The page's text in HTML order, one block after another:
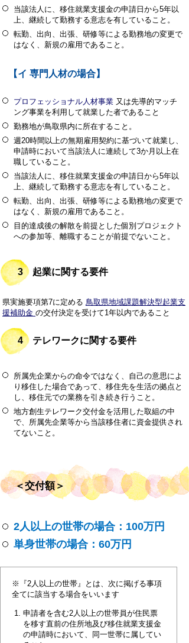
当該法人に、移住就業支援金の申請日から5年以
上、継続して勤務する意志を有していること。
転勤、出向、出張、研修等による勤務地の変更で
はなく、新規の雇用であること。
【イ 専門人材の場合】
プロフェッショナル人材事業 又は先導的マッチ
ング事業を利用して就業した者であること
勤務地が鳥取県内に所在すること。
週20時間以上の無期雇用契約に基づいて就業し、
申請時において当該法人に連続して3か月以上在
職していること。
当該法人に、移住就業支援金の申請日から5年以
上、継続して勤務する意志を有していること。
転勤、出向、出張、研修等による勤務地の変更で
はなく、新規の雇用であること。
目的達成後の解散を前提とした個別プロジェクト
への参加等、離職することが前提でないこと。
3 起業に関する要件
県実施要項第7に定める 鳥取県地域課題解決型起業支
援補助金 の交付決定を受けて1年以内であること
4 テレワークに関する要件
所属先企業からの命令ではなく、自己の意思によ
り移住した場合であって、移住先を生活の拠点と
し、移住元での業務を引き続き行うこと。
地方創生テレワーク交付金を活用した取組の中
で、所属先企業等から当該移住者に資金提供され
てないこと。
＜交付額＞
2人以上の世帯の場合：100万円
単身世帯の場合：60万円
※『2人以上の世帯』とは、次に掲げる事項
全てに該当する場合をいいます
申請者を含む2人以上の世帯員が住民票
を移す直前の住所地及び移住就業支援金
の申請時において、同一世帯に属してい